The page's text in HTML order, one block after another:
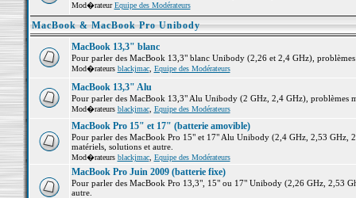
Mod�rateurEquipe des Modérateurs
MacBook & MacBook Pro Unibody
MacBook 13,3" blanc
Pour parler des MacBook 13,3" blanc Unibody (2,26 et 2,4 GHz),
Mod�rateurs blackjmac, Equipe des Modérateurs
MacBook 13,3" Alu
Pour parler des MacBook 13,3" Alu Unibody (2 GHz, 2,4 GHz), problèmes
Mod�rateurs blackjmac, Equipe des Modérateurs
MacBook Pro 15" et 17" (batterie amovible)
Pour parler des MacBook Pro 15" et 17" Alu Unibody (2,4 GHz, 2,53 GHz,
matériels, solutions et autre.
Mod�rateurs blackjmac, Equipe des Modérateurs
MacBook Pro Juin 2009 (batterie fixe)
Pour parler des MacBook Pro 13,3", 15" ou 17" Unibody (2,26 GHz, 2,53
autre.